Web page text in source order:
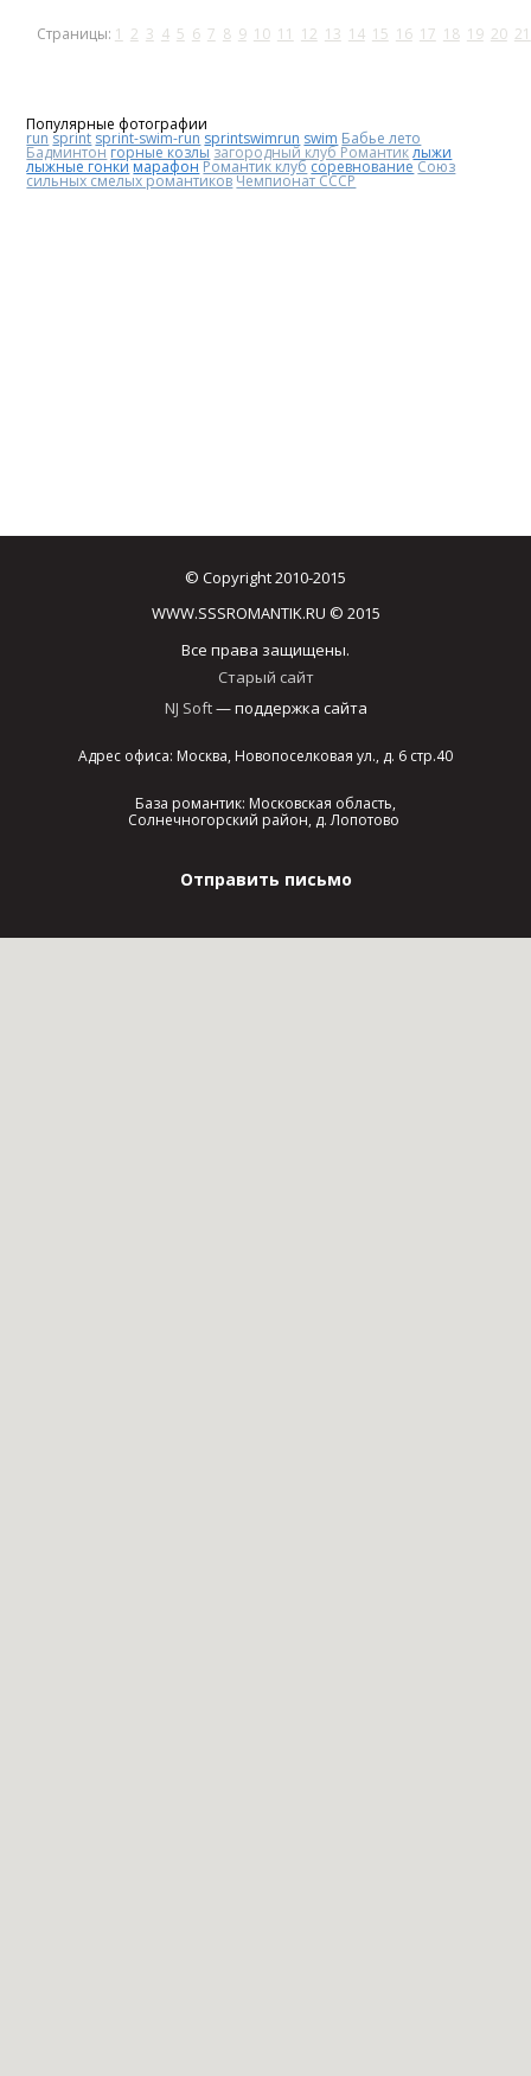
Страницы: 1 2 3 4 5 6 7 8 9 10 11 12 13 14 15 16 17 18 19 20 21
Популярные фотографии
run sprint sprint-swim-run sprintswimrun swim Бабье лето
Бадминтонгорные козлы загородный клуб Романтиклыжи
лыжные гонки марафонРомантик клубсоревнованиеСоюз
сильных смелых романтиковЧемпионат СССР
© Copyright 2010-2015
WWW.SSSROMANTIK.RU © 2015
Все права защищены.
Старый сайт
NJ Soft— поддержка сайта
Адрес офиса: Москва, Новопоселковая ул., д. 6 стр.40
База романтик: Московская область,
Солнечногорский район, д. Лопотово
Отправить письмо